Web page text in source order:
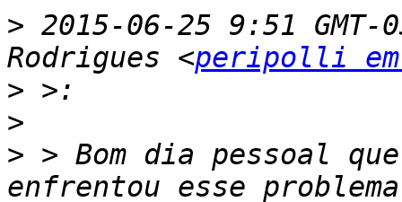
> 2015-06-25 9:51
Rodrigues <peripolli em
>
>
> > Bom dia pessoal